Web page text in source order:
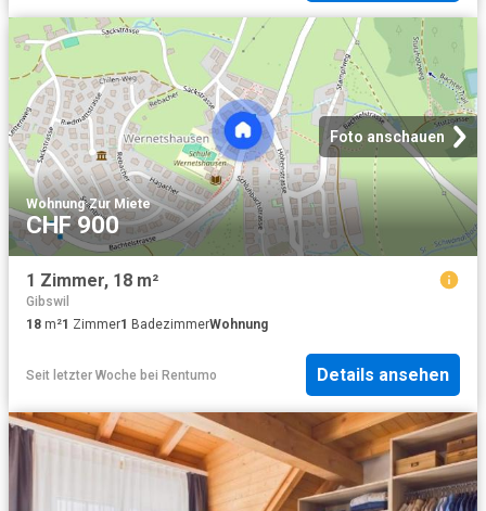
Foto anschauen
Wohnung·Zur Miete
CHF 900
1 Zimmer, 18 m²
Gibswil
18 m²1 Zimmer1 BadezimmerWohnung
Seit letzter Woche bei Rentumo Details ansehen